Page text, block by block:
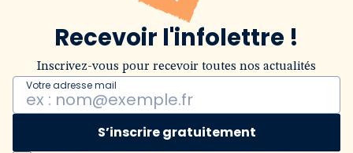
Recevoir l'infolettre !
Inscrivez-vous pour recevoir toutes nos actualités
Votre adresse mail
S’inscrire gratuitement